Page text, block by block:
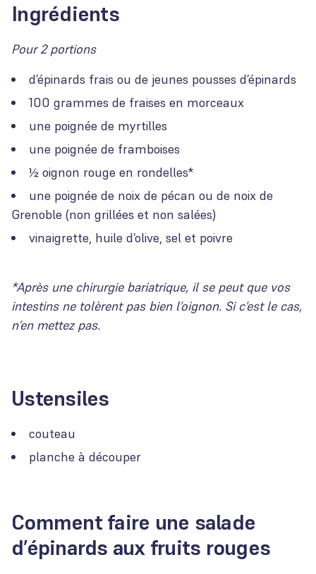
Ingrédients
Pour 2 portions
d’épinards frais ou de jeunes pousses d’épinards
100 grammes de fraises en morceaux
une poignée de myrtilles
une poignée de framboises
½ oignon rouge en rondelles*
une poignée de noix de pécan ou de noix de
Grenoble (non grillées et non salées)
vinaigrette, huile d’olive, sel et poivre
*Après une chirurgie bariatrique, il se peut que vos
intestins ne tolèrent pas bien l’oignon. Si c’est le cas,
n’en mettez pas.
Ustensiles
couteau
planche à découper
Comment faire une salade
d’épinards aux fruits rouges